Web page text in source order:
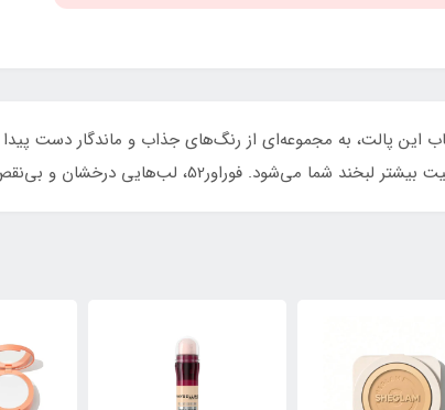
با انتخاب این پالت، به مجموعه‌ای از رنگ‌های جذاب و ماندگار
می‌شود. فوراور52، لب‌هایی درخشان و بی‌نقص!